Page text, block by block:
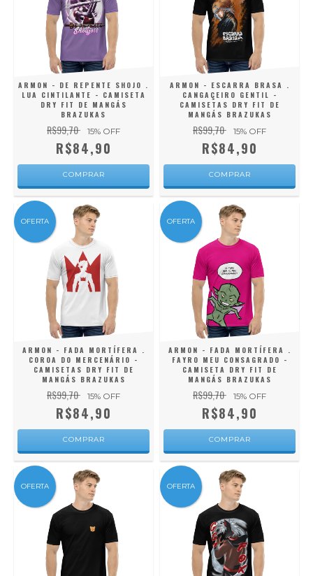
ARMON - DE REPENTE SHOJO .
LUA CINTILANTE - CAMISETA
DRY FIT DE MANGÁS
BRAZUKAS
R$99,70 15% OFF
R$84,90
COMPRAR
ARMON - ESCARRA BRASA .
CANGAÇEIRO GENTIL -
CAMISETAS DRY FIT DE
MANGÁS BRAZUKAS
R$99,70 15% OFF
R$84,90
COMPRAR
OFERTA
ARMON - FADA MORTÍFERA .
COROA DO MERCENÁRIO -
CAMISETAS DRY FIT DE
MANGÁS BRAZUKAS
R$99,70 15% OFF
R$84,90
COMPRAR
OFERTA
ARMON - FADA MORTÍFERA .
FAYRO MEU CONSAGRADO -
CAMISETA DRY FIT DE
MANGÁS BRAZUKAS
R$99,70 15% OFF
R$84,90
COMPRAR
OFERTA OFERTA